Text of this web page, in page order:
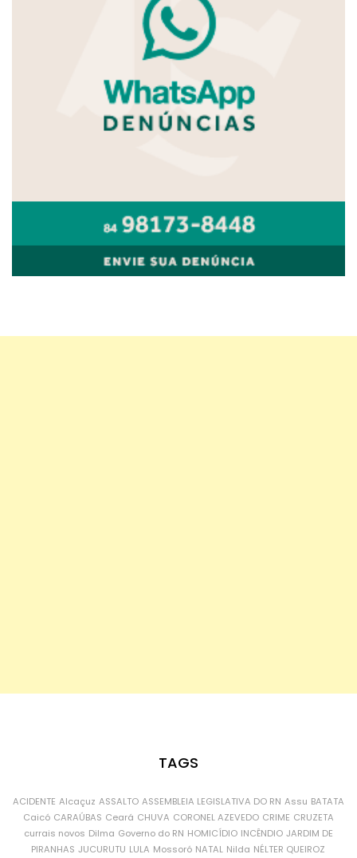
TAGS
ACIDENTE Alcaçuz ASSALTO ASSEMBLEIA LEGISLATIVA DO RN Assu BATATA
Caicó CARAÚBAS Ceará CHUVA CORONEL AZEVEDO CRIME CRUZETA
currais novos Dilma Governo do RN HOMICÍDIO INCÊNDIO JARDIM DE
PIRANHAS JUCURUTU LULA Mossoró NATAL Nilda NÉLTER QUEIROZ